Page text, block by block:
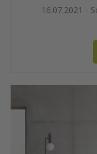
16.07.2021 -